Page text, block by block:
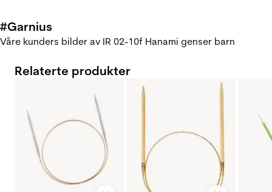
#Garnius
Våre kunders bilder av IR 02-10f Hanami genser barn
Relaterte produkter